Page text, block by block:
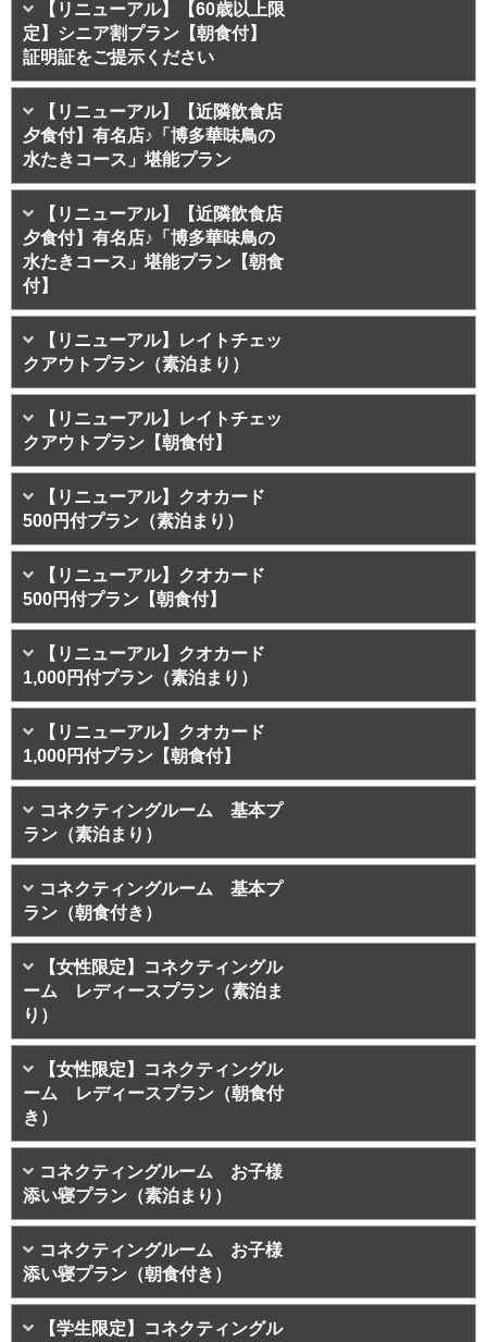
【リニューアル】【60歳以上限
定】シニア割プラン【朝食付】
証明証をご提示ください
【リニューアル】【近隣飲食店
夕食付】有名店♪「博多華味鳥の
水たきコース」堪能プラン
【リニューアル】【近隣飲食店
夕食付】有名店♪「博多華味鳥の
水たきコース」堪能プラン【朝食
付】
【リニューアル】レイトチェッ
クアウトプラン（素泊まり）
【リニューアル】レイトチェッ
クアウトプラン【朝食付】
【リニューアル】クオカード
500円付プラン（素泊まり）
【リニューアル】クオカード
500円付プラン【朝食付】
【リニューアル】クオカード
1,000円付プラン（素泊まり）
【リニューアル】クオカード
1,000円付プラン【朝食付】
コネクティングルーム 基本プ
ラン（素泊まり）
コネクティングルーム 基本プ
ラン（朝食付き）
【女性限定】コネクティングル
ーム レディースプラン（素泊ま
り）
【女性限定】コネクティングル
ーム レディースプラン（朝食付
き）
コネクティングルーム お子様
添い寝プラン（素泊まり）
コネクティングルーム お子様
添い寝プラン（朝食付き）
【学生限定】コネクティングル